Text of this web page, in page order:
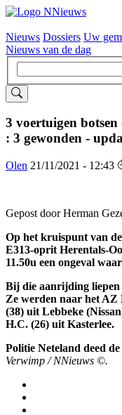
Hoofdnavigatie
Nieuws Dossiers Uw
Nieuws van de dag
3 voertuigen
: 3 gewonden -
Olen 21/11/2021 - 12:43
Gepost door Herman
Op het kruispunt van
E313-oprit Herentals-
11.50u een ongeval
Bij die aanrijding liepen
Ze werden naar het
(38) uit Lebbeke
H.C. (26) uit Kasterlee.
Politie Neteland deed
Verwimp / NNieuws ©.